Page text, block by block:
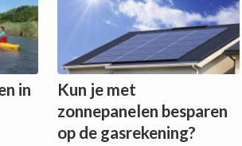
in
Kun je met
zonnepanelen besparen
op de gasrekening?